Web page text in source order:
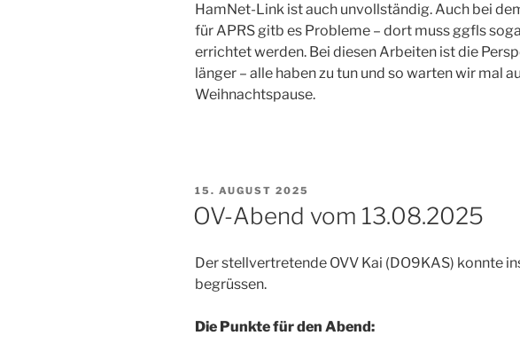
HamNet-Link ist auch unvollständig. Auch bei
für APRS gitb es Probleme – dort muss ggfls
errichtet werden. Bei diesen Arbeiten ist die
länger – alle haben zu tun und so warten wir mal
Weihnachtspause.
VERÖFFENTLICHT
AM
15. AUGUST 2025
OV-Abend vom 13.08.2025
Der stellvertretende OVV Kai (DO9KAS) konnte
begrüssen.
Die Punkte für den Abend: